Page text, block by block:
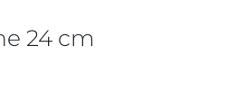
24 cm